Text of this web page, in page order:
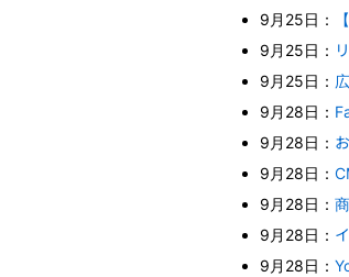
9月25日：
9月25日：
9月25日：
9月28日：
9月28日：
9月28日：
9月28日：
9月28日：
9月28日：